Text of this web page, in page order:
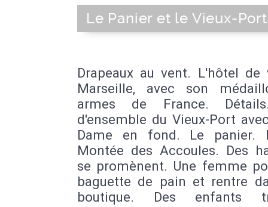
Le Panier et le Vieux-Port
Drapeaux au vent. L'hôtel de
Marseille, avec son
armes de France.
d'ensemble du Vieux-Port
Dame en fond. Le panier.
Montée des Accoules. Des
se promènent. Une femme
baguette de pain et rentre
boutique. Des enfants